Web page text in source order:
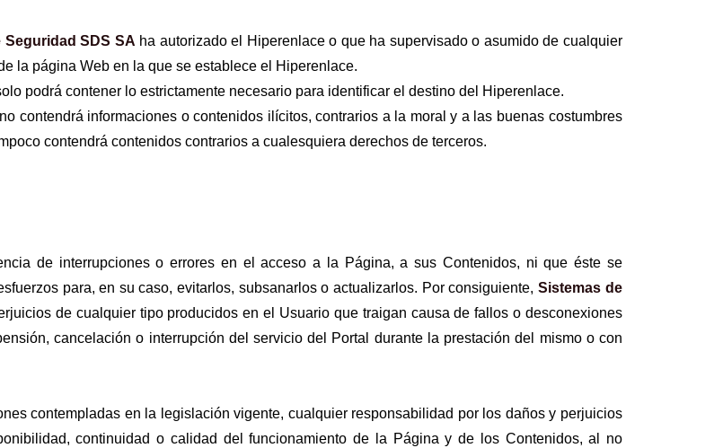
Seguridad SDS SA ha autorizado el Hiperenlace o que ha supervisado o asumido de cualquier
la página Web en la que se establece el Hiperenlace.
podrá contener lo estrictamente necesario para identificar el destino del Hiperenlace.
contendrá informaciones o contenidos ilícitos, contrarios a la moral y a las buenas costumbres
contendrá contenidos contrarios a cualesquiera derechos de terceros.
de interrupciones o errores en el acceso a la Página, a sus Contenidos, ni que éste se
para, en su caso, evitarlos, subsanarlos o actualizarlos. Por consiguiente, Sistemas de
de cualquier tipo producidos en el Usuario que traigan causa de fallos o desconexiones
cancelación o interrupción del servicio del Portal durante la prestación del mismo o con
contempladas en la legislación vigente, cualquier responsabilidad por los daños y perjuicios
continuidad o calidad del funcionamiento de la Página y de los Contenidos, al no